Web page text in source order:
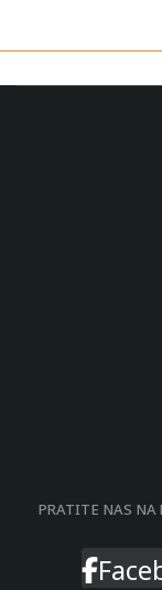
PRATITE NAS NA